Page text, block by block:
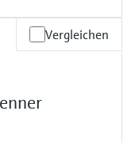
Vergleichen